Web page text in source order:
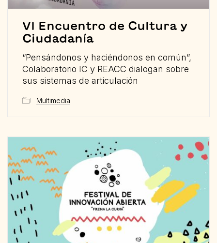
VI Encuentro de Cultura y
Ciudadanía
“Pensándonos y haciéndonos en común”,
Colaboratorio IC y REACC dialogan sobre
sus sistemas de articulación
Multimedia